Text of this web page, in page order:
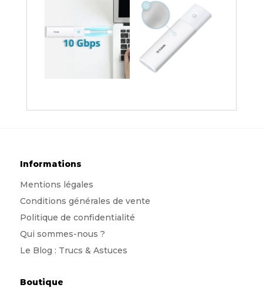
Informations
Mentions légales
Conditions générales de vente
Politique de confidentialité
Qui sommes-nous ?
Le Blog : Trucs & Astuces
Boutique